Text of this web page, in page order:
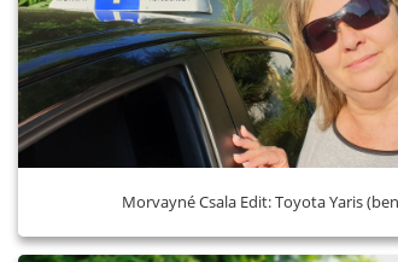
Morvayné Csala Edit: Toyota Yaris